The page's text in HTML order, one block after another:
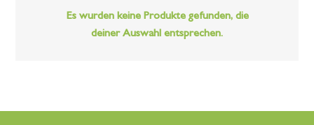
Es wurden keine Produkte gefunden, die
deiner Auswahl entsprechen.